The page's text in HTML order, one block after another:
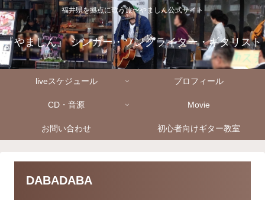
福井県を拠点に歌う旅〜やましん公式サイト
『やましん』 シンガー・ソングライター・ギタリスト
liveスケジュール プロフィール
CD・音源 Movie
お問い合わせ 初心者向けギター教室
DABADABA